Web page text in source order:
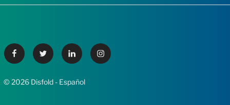
FacebookTwitter LinkedinInstagram
© 2026 Disfold - Español